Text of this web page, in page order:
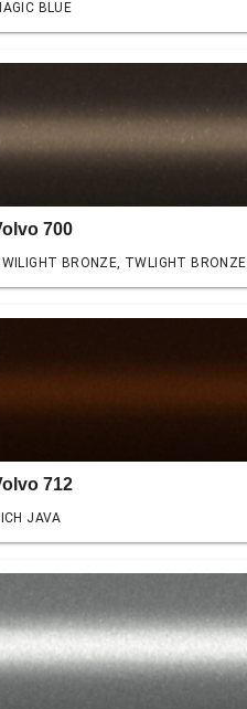
BLUE
700
BRONZE, TWLIGHT BRONZE
712
JAVA